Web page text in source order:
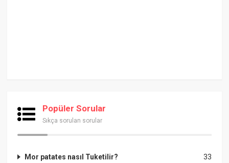
Popüler Sorular
Sıkça sorulan sorular
33
Mor patates nasıl Tuketilir?